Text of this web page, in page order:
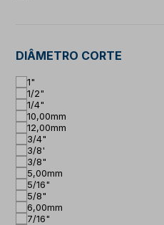
DIÂMETRO CORTE
1"
1/2"
1/4"
10,00mm
12,00mm
3/4"
3/8'
3/8"
5,00mm
5/16"
5/8"
6,00mm
7/16"